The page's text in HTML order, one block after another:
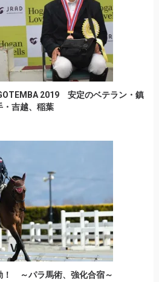
2019 安定のベテラン・鎮
・吉越、稲葉
！ ～パラ馬術、強化合宿～